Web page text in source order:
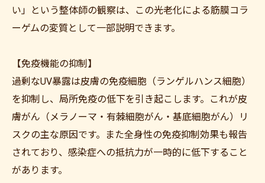
い」という整体師の観察は、この光老化による筋膜コラ
ーゲムの変質として一部説明できます。
【免疫機能の抑制】
過剰なUV暴露は皮膚の免疫細胞（ランゲルハンス細胞）
を抑制し、局所免疫の低下を引き起こします。これが皮
膚がん（メラノーマ・有棘細胞がん・基底細胞がん）リ
スクの主な原因です。また全身性の免疫抑制効果も報告
されており、感染症への抵抗力が一時的に低下すること
があります。